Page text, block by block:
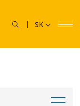
SK